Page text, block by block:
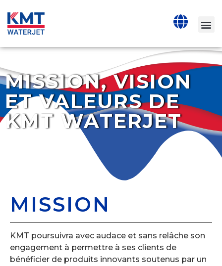
MISSION, VISION
ET VALEURS DE
KMT WATERJET
MISSION
KMT poursuivra avec audace et sans relâche son
engagement à permettre à ses clients de
bénéficier de produits innovants soutenus par un